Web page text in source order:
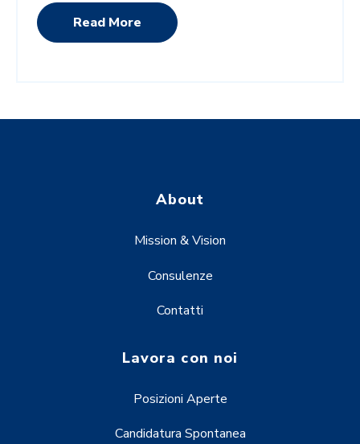
Read More
About
Mission & Vision
Consulenze
Contatti
Lavora con noi
Posizioni Aperte
Candidatura Spontanea